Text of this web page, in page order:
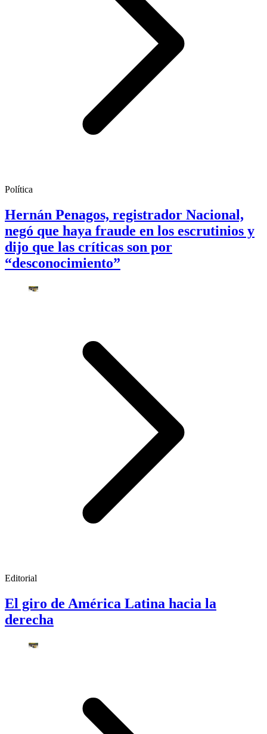
Política
Hernán Penagos, registrador Nacional,
negó que haya fraude en los escrutinios y
dijo que las críticas son por
“desconocimiento”
Editorial
El giro de América Latina hacia la
derecha